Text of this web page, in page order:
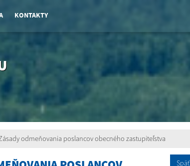
KONTAKTY
odmeňovania poslancov obecného zastupiteľstva
Späť